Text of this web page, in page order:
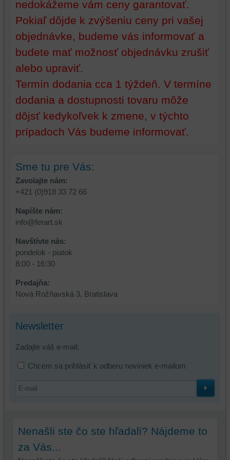
nedokážeme vám ceny garantovať.
Pokiaľ dôjde k zvýšeniu ceny pri vašej
objednávke, budeme vás informovať a
budete mať možnosť objednávku zrušiť
alebo upraviť.
Termín dodania cca 1 týždeň. V termíne
dodania a dostupnosti tovaru môže
dôjsť kedykoľvek k zmene, v týchto
prípadoch Vás budeme informovať.
Sme tu pre Vás:
Zavolajte nám:
+421 (0)918 33 72 66
Napíšte nám:
info@ferart.sk
Navštívte nás:
pondelok - piatok
8:00 - 16:30
Predajňa:
Nová Rožňavská 3, Bratislava
Newsletter
Zadajte váš e-mail:
Chcem sa prihlásiť k odberu noviniek e-mailom
Nenašli ste čo ste hľadali? Nájdeme to
za Vás...
základnej
funkčnosti
platformy,
zážitku
z
prehliadania
zabezpečenia.
zlepšujú
váš
zážitok
prehliadania,
ukladať
niektoré
z
vašich
preferencií
bez
toho,
mali
používateľský
účet
bez
prihlásenia,
používať
skripty
a/alebo
tretích
strán,